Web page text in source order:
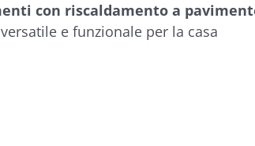
con riscaldamento a
e funzionale per la casa